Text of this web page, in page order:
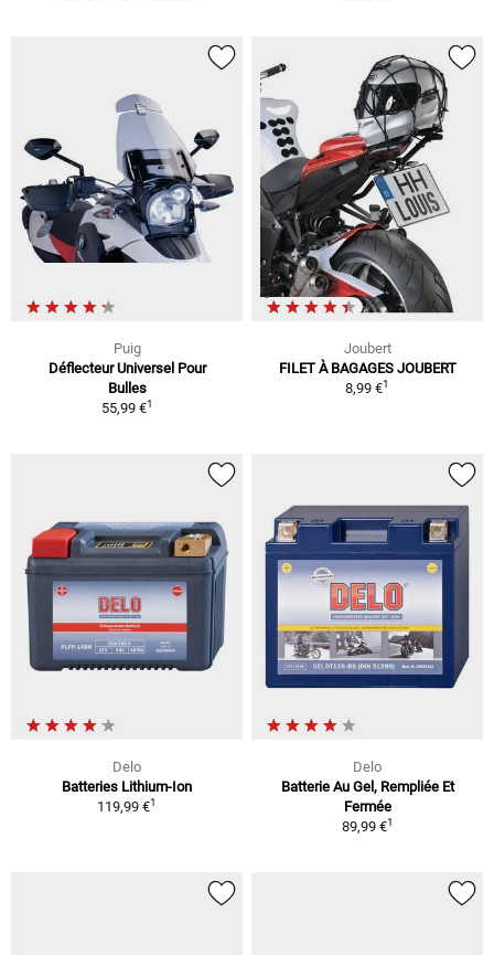
Puig
Déflecteur Universel Pour
Bulles
55,99 €1
Joubert
FILET À BAGAGES JOUBERT
8,99 €1
Delo
Batteries Lithium-Ion
119,99 €1
Delo
Batterie Au Gel, Rempliée Et
Fermée
89,99 €1